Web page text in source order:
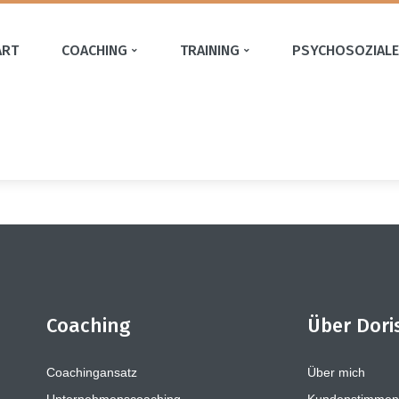
COACHING TRAINING
Coaching
Coachingansatz
Über
Über mich